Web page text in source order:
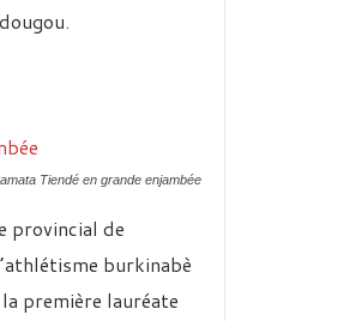
Tiendé en grande enjambée
provincial de
burkinabè
première lauréate